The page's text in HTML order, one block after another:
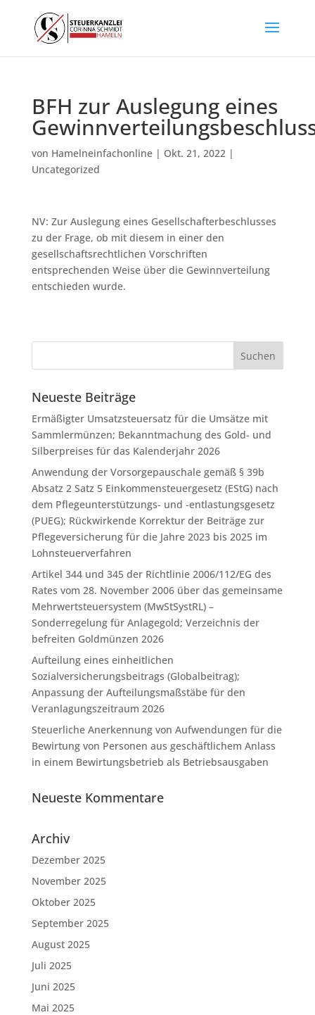
BFH zur Auslegung eines
von Hamelneinfachonline| Okt. 21, 2022|
Uncategorized
NV: Zur Auslegung eines Gesellschafterbeschlusses
zu der Frage, ob mit diesem in einer den
gesellschaftsrechtlichen Vorschriften
entsprechenden Weise über die Gewinnverteilung
entschieden wurde.
Neueste Beiträge
Ermäßigter Umsatzsteuersatz für die Umsätze mit
Sammlermünzen; Bekanntmachung des Gold- und
Silberpreises für das Kalenderjahr 2026
Anwendung der Vorsorgepauschale gemäß § 39b
Absatz 2 Satz 5 Einkommensteuergesetz (EStG) nach
dem Pflegeunterstützungs- und -entlastungsgesetz
(PUEG); Rückwirkende Korrektur der Beiträge zur
Pflegeversicherung für die Jahre 2023 bis 2025 im
Lohnsteuerverfahren
Artikel 344 und 345 der Richtlinie 2006/112/EG des
Rates vom 28. November 2006 über das gemeinsame
Mehrwertsteuersystem (MwStSystRL) –
Sonderregelung für Anlagegold; Verzeichnis der
befreiten Goldmünzen 2026
Aufteilung eines einheitlichen
Sozialversicherungsbeitrags (Globalbeitrag);
Anpassung der Aufteilungsmaßstäbe für den
Veranlagungszeitraum 2026
Steuerliche Anerkennung von Aufwendungen für die
Bewirtung von Personen aus geschäftlichem Anlass
in einem Bewirtungsbetrieb als Betriebsausgaben
Neueste Kommentare
Archiv
Dezember 2025
November 2025
Oktober 2025
September 2025
August 2025
Juli 2025
Juni 2025
Mai 2025